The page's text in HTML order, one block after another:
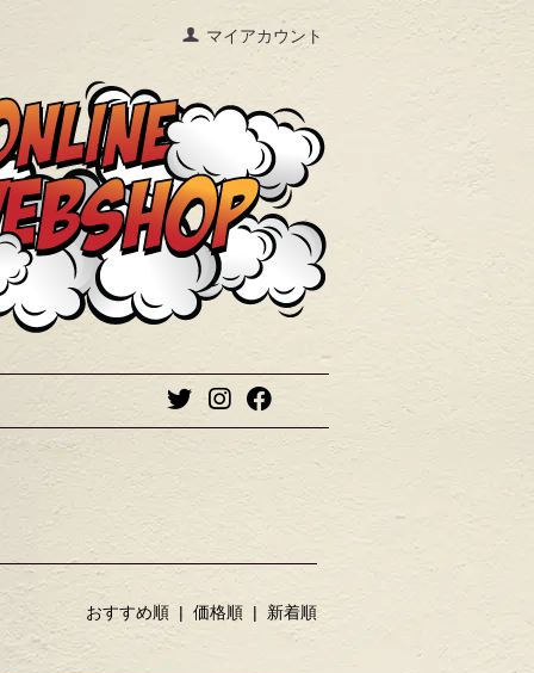
マイアカウント
おすすめ順 | 価格順 | 新着順